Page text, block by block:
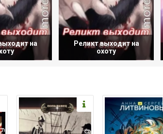
на
Реликт выходит на
охоту